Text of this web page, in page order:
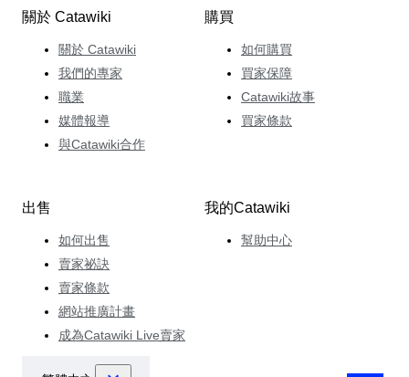
關於 Catawiki
關於 Catawiki
我們的專家
職業
媒體報導
與Catawiki合作
購買
如何購買
買家保障
Catawiki故事
買家條款
出售
如何出售
賣家祕訣
賣家條款
網站推廣計畫
成為Catawiki Live賣家
我的Catawiki
幫助中心